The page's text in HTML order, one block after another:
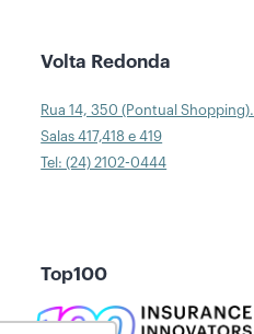
Volta Redonda
Rua 14, 350 (Pontual Shopping).
Salas 417,418 e 419
Tel: (24) 2102-0444
Top100